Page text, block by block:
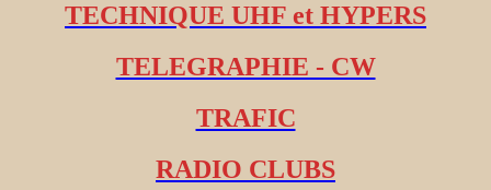
TECHNIQUE UHF et HYPERS
TELEGRAPHIE - CW
TRAFIC
RADIO CLUBS